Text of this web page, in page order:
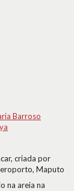
Barroso
criada por
Maputo
na areia na